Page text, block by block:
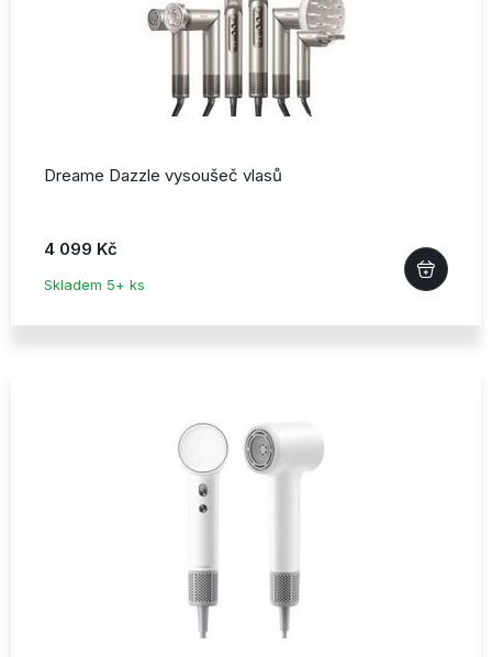
Dreame Dazzle vysoušeč vlasů
4 099 Kč
Skladem 5+ ks